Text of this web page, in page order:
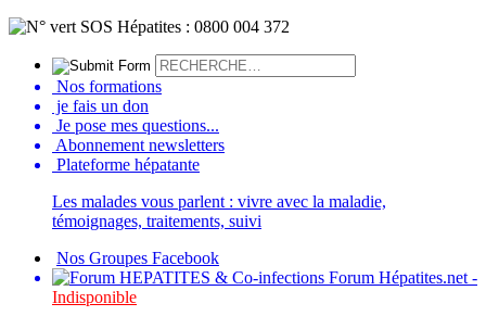
Nos formations
je fais un don
Je pose mes questions...
Abonnement newsletters
Plateforme hépatante
Les malades vous parlent : vivre avec la maladie,
témoignages, traitements, suivi
Nos Groupes Facebook
Forum Hépatites.net -
Indisponible